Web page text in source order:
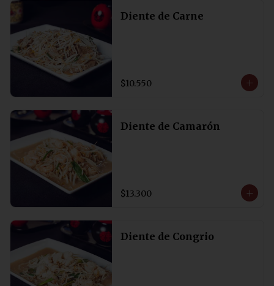
Diente de Carne
$10.550
Diente de Camarón
$13.300
Diente de Congrio